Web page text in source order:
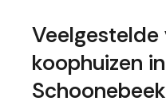
Veelgestelde
koophuizen
Schoonebeek